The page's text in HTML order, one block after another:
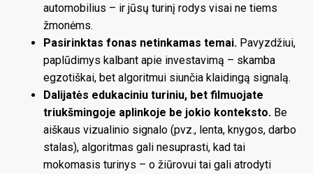
automobilius – ir jūsų turinį rodys visai ne tiems
žmonėms.
Pasirinktas fonas netinkamas temai. Pavyzdžiui,
paplūdimys kalbant apie investavimą – skamba
egzotiškai, bet algoritmui siunčia klaidingą signalą.
Dalijatės edukaciniu turiniu, bet filmuojate
triukšmingoje aplinkoje be jokio konteksto. Be
aiškaus vizualinio signalo (pvz., lenta, knygos, darbo
stalas), algoritmas gali nesuprasti, kad tai
mokomasis turinys – o žiūrovui tai gali atrodyti